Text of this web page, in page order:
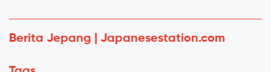
Berita Jepang | Japanesestation.com